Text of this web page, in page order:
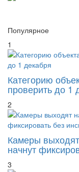
Категорию
проверить до 1
2
Камеры выходят
начнут
3